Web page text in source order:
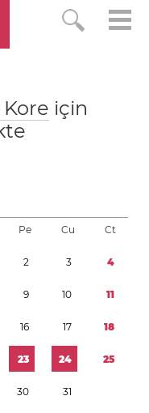
için
Pe Cu Ct
2 3 4
9 10 11
16 17 18
23 24 25
30 31